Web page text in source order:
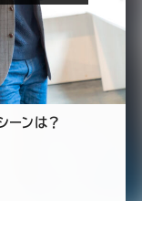
ーンは？